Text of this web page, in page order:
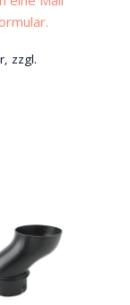
zzgl.